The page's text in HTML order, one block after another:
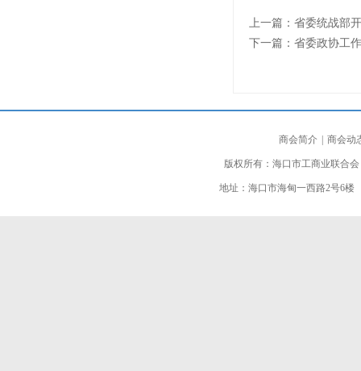
上一篇： 省委统战部
下一篇： 省委政协工
商会简介 商会动
版权所有：海口市工商业联合
地址：海口市海甸一西路2号6